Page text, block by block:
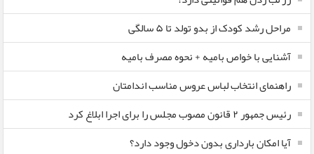
مراحل رشد کودک از بدو تولد تا ۵ سالگی
آشنایی با خواص بامیه + نحوه مصرف بامیه
راهنمای انتخاب لباس عروس مناسب اندامتان
رئیس جمهور ۲ قانون مصوب مجلس را برای اجرا ابلاغ کرد
آیا امکان بارداری بدون دخول وجود دارد؟